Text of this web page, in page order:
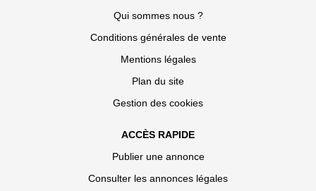
Qui sommes nous ?
Conditions générales de vente
Mentions légales
Plan du site
Gestion des cookies
ACCÈS RAPIDE
Publier une annonce
Consulter les annonces légales